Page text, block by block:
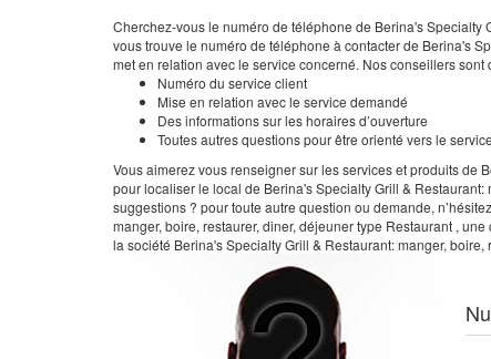
Cherchez-vous le numéro de téléphone de Berina's
vous trouve le numéro de téléphone à contacter de Berina's
met en relation avec le service concerné. Nos conseillers
Numéro du service client
Mise en relation avec le service demandé
Des informations sur les horaires d’ouverture
Toutes autres questions pour être orienté vers le
Vous aimerez vous renseigner sur les services et produits de
pour localiser le local de Berina's Specialty Grill &
suggestions ? pour toute autre question ou demande,
manger, boire, restaurer, diner, déjeuner type Restaurant ,
la société Berina's Specialty Grill & Restaurant: manger,